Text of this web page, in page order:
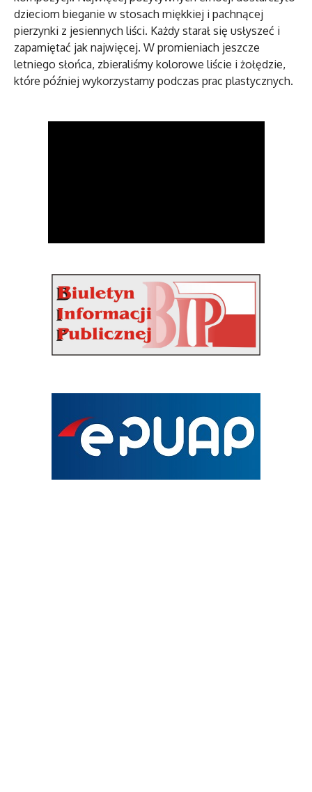
dzieciom bieganie w stosach miękkiej i pachnącej
pierzynki z jesiennych liści. Każdy starał się usłyszeć i
zapamiętać jak najwięcej. W promieniach jeszcze
letniego słońca, zbieraliśmy kolorowe liście i żołędzie,
które później wykorzystamy podczas prac plastycznych.